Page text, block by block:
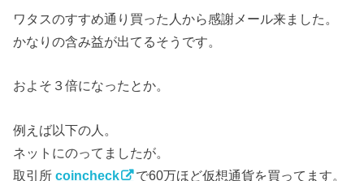
ワタスのすすめ通り買った人から感謝メール来ました。
かなりの含み益が出てるそうです。
およそ３倍になったとか。
例えば以下の人。
ネットにのってましたが。
取引所coincheck
で60万ほど仮想通貨を買ってます。